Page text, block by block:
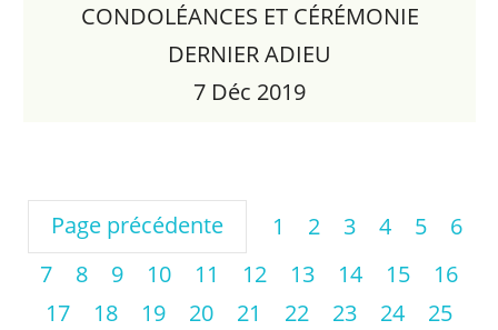
CONDOLÉANCES ET CÉRÉMONIE
DERNIER ADIEU
7 Déc 2019
Page précédente 1 2 3 4 5
6
7
8 9 10 11 12 13 14 15
16
17
18 19 20 21 22 23 24
25